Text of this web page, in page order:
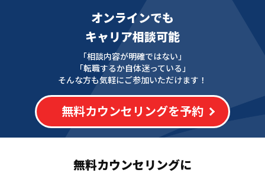
オンラインでも
キャリア相談可能
「相談内容が明確ではない」
「転職するか自体迷っている」
そんな方も気軽にご参加いただけます！
無料カウンセリングを予約
無料カウンセリングに